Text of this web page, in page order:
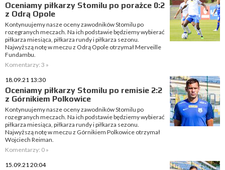
Oceniamy piłkarzy Stomilu po porażce 0:2
z Odrą Opole
Kontynuujemy nasze oceny zawodników Stomilu po
rozegranych meczach. Na ich podstawie będziemy wybierać
piłkarza miesiąca, piłkarza rundy i piłkarza sezonu.
Najwyższą notę w meczu z Odrą Opole otrzymał Merveille
Fundambu.
Komentarzy: 3 »
18.09.21 13:30
Oceniamy piłkarzy Stomilu po remisie 2:2
z Górnikiem Polkowice
Kontynuujemy nasze oceny zawodników Stomilu po
rozegranych meczach. Na ich podstawie będziemy wybierać
piłkarza miesiąca, piłkarza rundy i piłkarza sezonu.
Najwyższą notę w meczu z Górnikiem Polkowice otrzymał
Wojciech Reiman.
Komentarzy: 0 »
15.09.21 20:04